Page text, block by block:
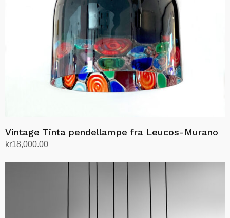
Vintage Tinta pendellampe fra Leucos-Murano
kr18,000.00